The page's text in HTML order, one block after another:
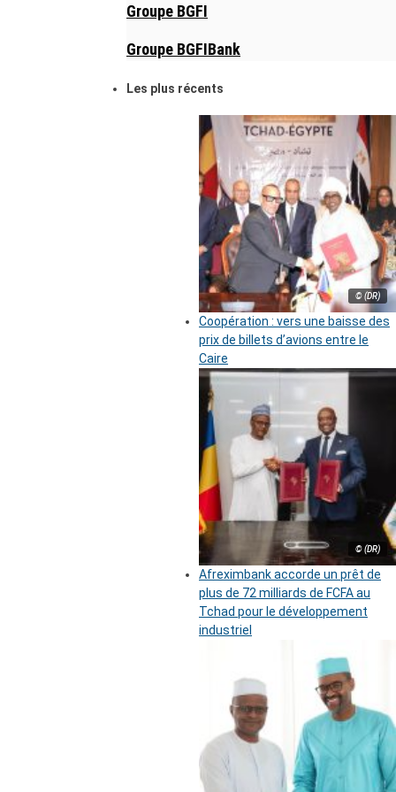
Groupe BGFI
Groupe BGFIBank
Les plus récents
© (DR)
Coopération : vers une baisse des
prix de billets d’avions entre le
Caire
© (DR)
Afreximbank accorde un prêt de
plus de 72 milliards de FCFA au
Tchad pour le développement
industriel